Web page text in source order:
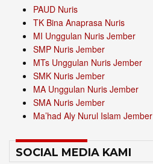
PAUD Nuris
TK Bina Anaprasa Nuris
MI Unggulan Nuris Jember
SMP Nuris Jember
MTs Unggulan Nuris Jember
SMK Nuris Jember
MA Unggulan Nuris Jember
SMA Nuris Jember
Ma’had Aly Nurul Islam Jember
SOCIAL MEDIA KAMI